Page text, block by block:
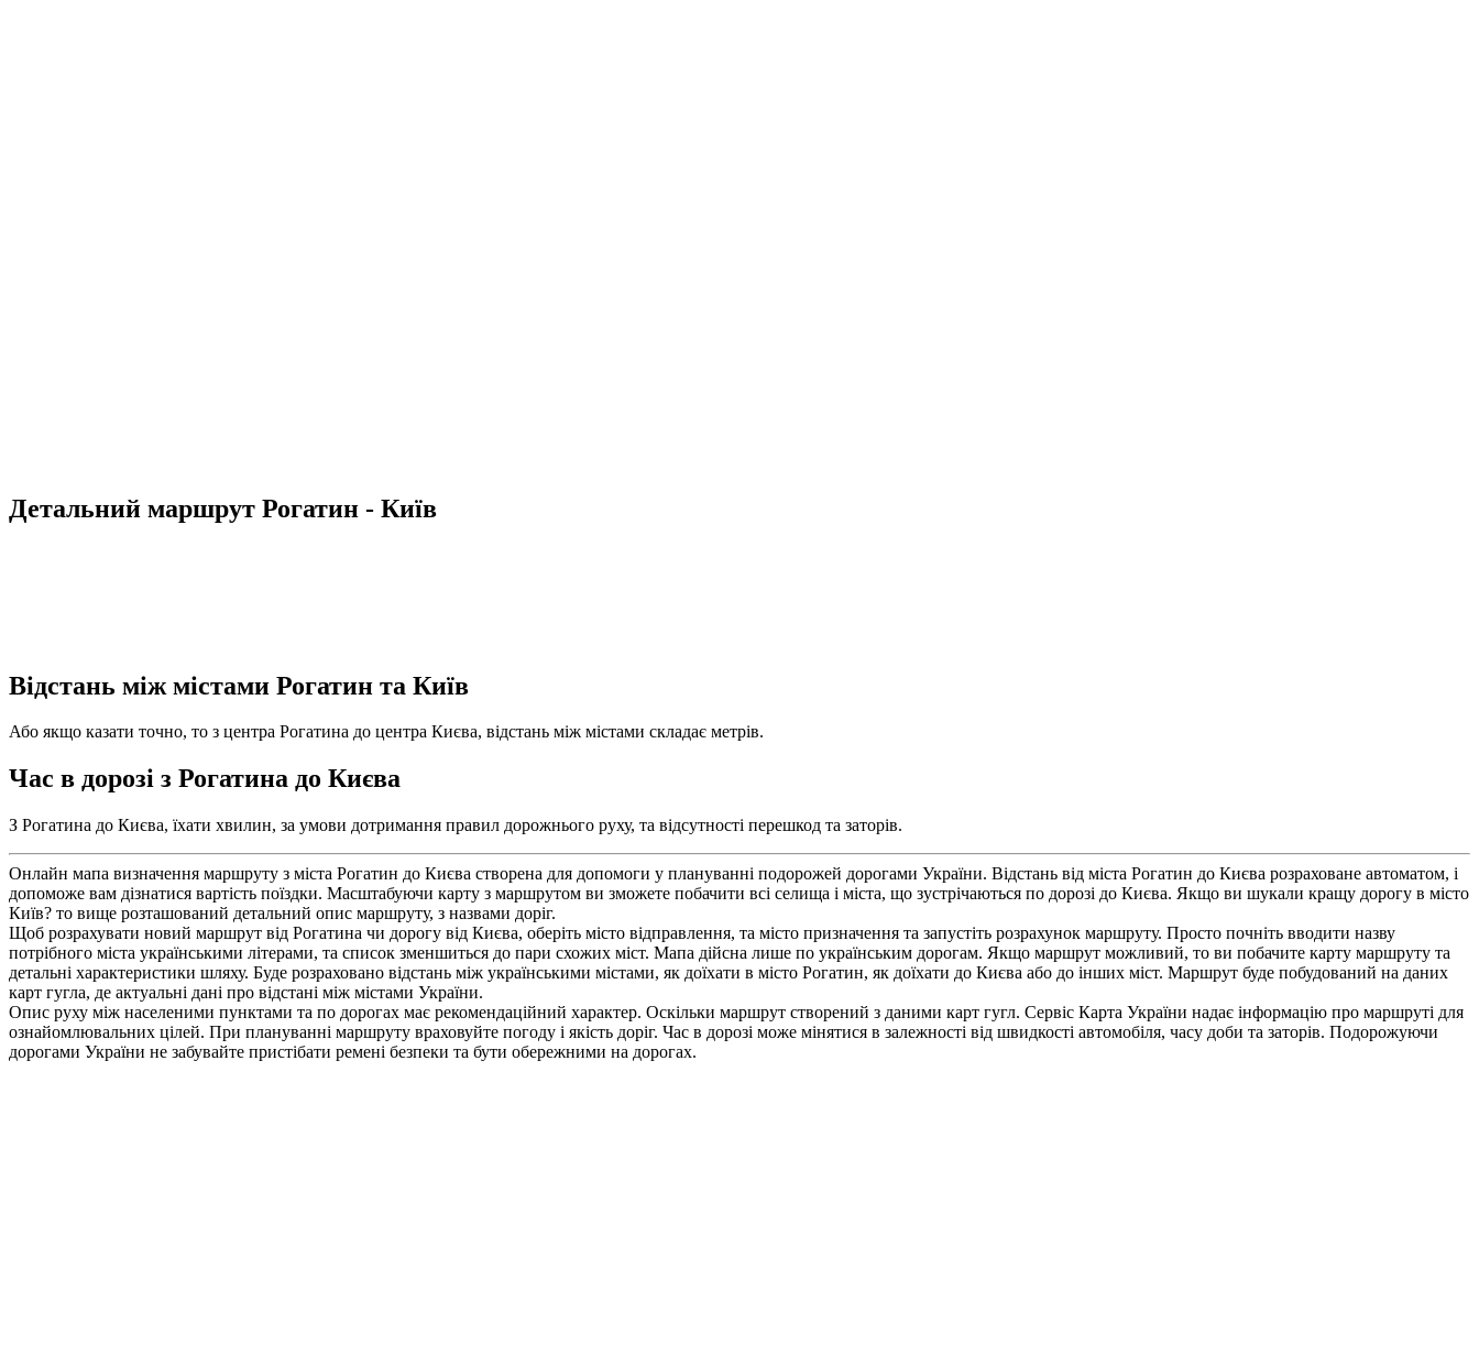
Детальний маршрут Рогатин - Київ
Відстань між містами Рогатин та Київ
Або якщо казати точно, то з центра Рогатина до центра Києва, відстань між містами складає метрів.
Час в дорозі з Рогатина до Києва
З Рогатина до Києва, їхати хвилин, за умови дотримання правил дорожнього руху, та відсутності перешкод та заторів.
Онлайн мапа визначення маршруту з міста Рогатин до Києва створена для допомоги у плануванні подорожей дорогами України. Відстань від міста Рогатин до Києва розраховане автоматом, і
допоможе вам дізнатися вартість поїздки. Масштабуючи карту з маршрутом ви зможете побачити всі селища і міста, що зустрічаються по дорозі до Києва. Якщо ви шукали кращу дорогу в місто
Київ? то вище розташований детальний опис маршруту, з назвами доріг.
Щоб розрахувати новий маршрут від Рогатина чи дорогу від Києва, оберіть місто відправлення, та місто призначення та запустіть розрахунок маршруту. Просто почніть вводити назву
потрібного міста українськими літерами, та список зменшиться до пари схожих міст. Мапа дійсна лише по українським дорогам. Якщо маршрут можливий, то ви побачите карту маршруту та
детальні характеристики шляху. Буде розраховано відстань між українськими містами, як доїхати в місто Рогатин, як доїхати до Києва або до інших міст. Маршрут буде побудований на даних
карт гугла, де актуальні дані про відстані між містами України.
Опис руху між населеними пунктами та по дорогах має рекомендаційний характер. Оскільки маршрут створений з даними карт гугл. Сервіс Карта України надає інформацію про маршруті для
ознайомлювальних цілей. При плануванні маршруту враховуйте погоду і якість доріг. Час в дорозі може мінятися в залежності від швидкості автомобіля, часу доби та заторів. Подорожуючи
дорогами України не забувайте пристібати ремені безпеки та бути обережними на дорогах.